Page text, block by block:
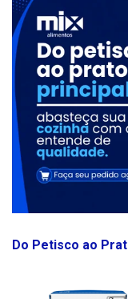
Do Petisco ao